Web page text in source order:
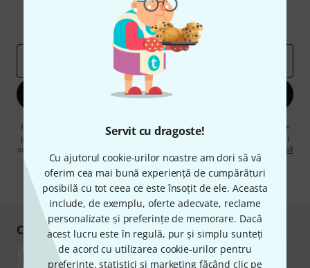
Servit cu dragoste!
Cu ajutorul cookie-urilor noastre am dori să vă
oferim cea mai bună experiență de cumpărături
posibilă cu tot ceea ce este însoțit de ele. Aceasta
include, de exemplu, oferte adecvate, reclame
personalizate și preferințe de memorare. Dacă
acest lucru este în regulă, pur și simplu sunteți
de acord cu utilizarea cookie-urilor pentru
preferințe, statistici și marketing făcând clic pe
Contribuții inspiraționale
Perspectivele Thomann
Înscrie-te acum
Făcând clic pe „Înscrie-te acum”, sunteți de acord să primiți publicitate
prin e-mail. Vă puteți dezabona în orice moment. Puteți găsi informații
suplimentare despre buletinul informativ în
regulamentul nostru privind
protecția datelor.
* Necesar
Cumpărați și plătiți în siguranță